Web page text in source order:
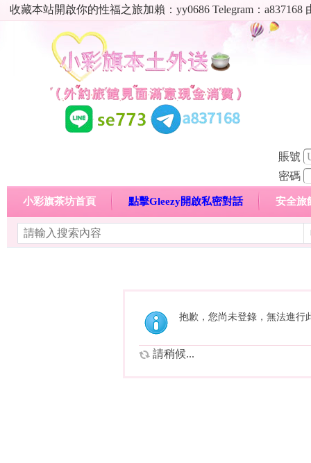
收藏本站開啟你的性福之旅加賴：yy0686 Telegram：
賬號
密碼
小彩旗茶坊首頁 點擊Gleezy開啟私密對話 安全旅
抱歉，您尚未登錄，無法進行
請稍候...